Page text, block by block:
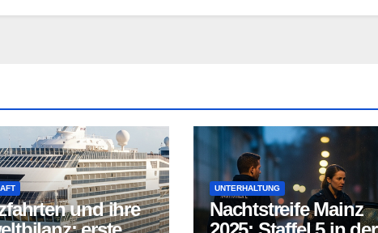
und ihre
UNTERHALTUNG
Nachtstreife Mainz